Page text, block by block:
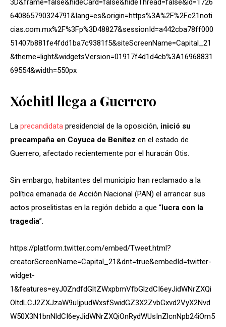
3D&frame=false&hideCard=false&hideThread=false&id=1726
640865790324791&lang=es&origin=https%3A%2F%2Fc21noti
cias.com.mx%2F%3Fp%3D48827&sessionId=a442cba78ff000
51407b881fe4fdd1ba7c9381f5&siteScreenName=Capital_21
&theme=light&widgetsVersion=01917f4d1d4cb%3A16968831
69554&width=550px
Xóchitl llega a Guerrero
La precandidata presidencial de la oposición, inició su
precampaña en Coyuca de Benítez en el estado de
Guerrero, afectado recientemente por el huracán Otis.
Sin embargo, habitantes del municipio han reclamado a la
política emanada de Acción Nacional (PAN) el arrancar sus
actos proselitistas en la región debido a que “lucra con la
tragedia”.
https://platform.twitter.com/embed/Tweet.html?
creatorScreenName=Capital_21&dnt=true&embedId=twitter-
widget-
1&features=eyJ0ZndfdGltZWxpbmVfbGlzdCI6eyJidWNrZXQi
OltdLCJ2ZXJzaW9uIjpudWxsfSwidGZ3X2ZvbGxvd2VyX2Nvd
W50X3N1bnNldCI6eyJidWNrZXQiOnRydWUsInZlcnNpb24iOm5